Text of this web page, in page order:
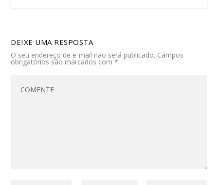
DEIXE UMA RESPOSTA
O seu endereço de e-mail não será publicado. Campos
obrigatórios são marcados com*